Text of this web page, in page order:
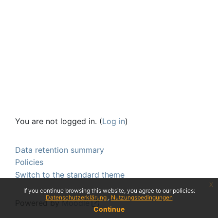
If you continue browsing this website, you agree to our policies:
Datenschutzerklärung
Nutzungsbedingungen
Continue
x
You are not logged in. (Log in)
Data retention summary
Policies
Switch to the standard theme
Powered byMoodle